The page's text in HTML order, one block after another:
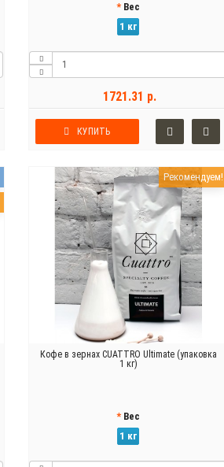
Вес
1 кг
1721.31 р.
КУПИТЬ
Рекомендуем!
Кофе в зернах CUATTRO Ultimate (упаковка
1 кг)
Вес
1 кг